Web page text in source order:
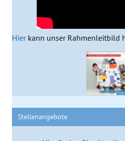
Hierkann unser Rahmenleitbild
Stellenangebote